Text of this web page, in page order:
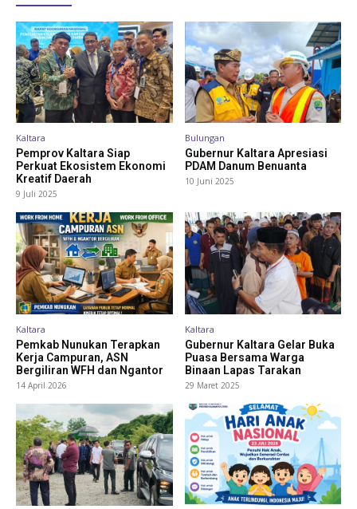
Kaltara
Pemprov Kaltara Siap
Perkuat Ekosistem Ekonomi
Kreatif Daerah
9 Juli 2025
Bulungan
Gubernur Kaltara Apresiasi
PDAM Danum Benuanta
10 Juni 2025
Kaltara
Pemkab Nunukan Terapkan
Kerja Campuran, ASN
Bergiliran WFH dan Ngantor
14 April 2026
Kaltara
Gubernur Kaltara Gelar Buka
Puasa Bersama Warga
Binaan Lapas Tarakan
29 Maret 2025